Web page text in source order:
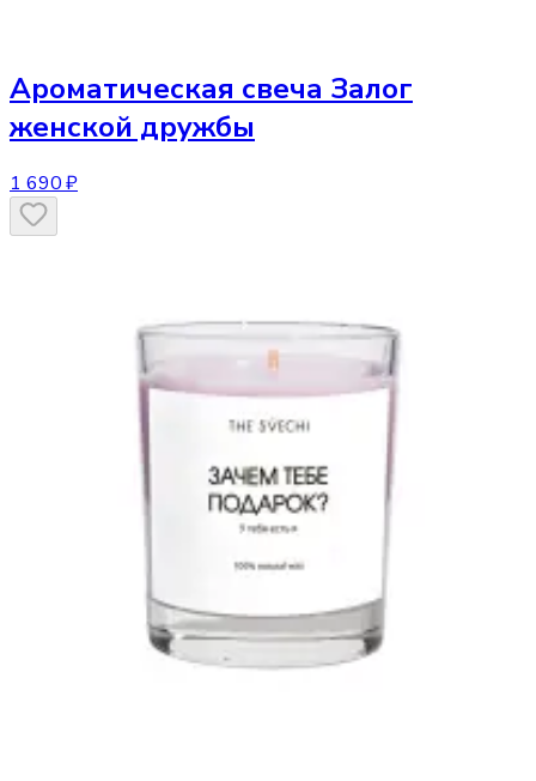
Ароматическая свеча Залог
женской дружбы
1 690 ₽